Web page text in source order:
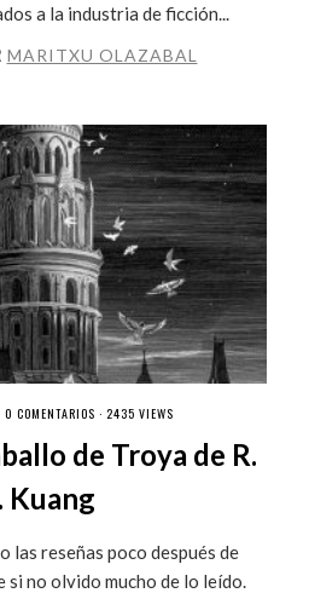
a la industria de ficción...
MARITXU OLAZABAL
0 COMENTARIOS · 2435 VIEWS
de Troya de R.
Kuang
las reseñas poco después de
no olvido mucho de lo leído.